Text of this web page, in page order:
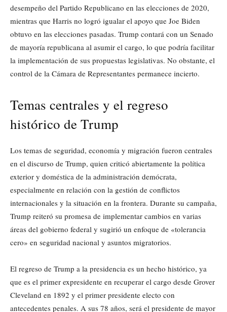
desempeño del Partido Republicano en las elecciones de 2020,
mientras que Harris no logró igualar el apoyo que Joe Biden
obtuvo en las elecciones pasadas. Trump contará con un Senado
de mayoría republicana al asumir el cargo, lo que podría facilitar
la implementación de sus propuestas legislativas. No obstante, el
control de la Cámara de Representantes permanece incierto.
Temas centrales y el regreso
histórico de Trump
Los temas de seguridad, economía y migración fueron centrales
en el discurso de Trump, quien criticó abiertamente la política
exterior y doméstica de la administración demócrata,
especialmente en relación con la gestión de conflictos
internacionales y la situación en la frontera. Durante su campaña,
Trump reiteró su promesa de implementar cambios en varias
áreas del gobierno federal y sugirió un enfoque de «tolerancia
cero» en seguridad nacional y asuntos migratorios.
El regreso de Trump a la presidencia es un hecho histórico, ya
que es el primer expresidente en recuperar el cargo desde Grover
Cleveland en 1892 y el primer presidente electo con
antecedentes penales. A sus 78 años, será el presidente de mayor